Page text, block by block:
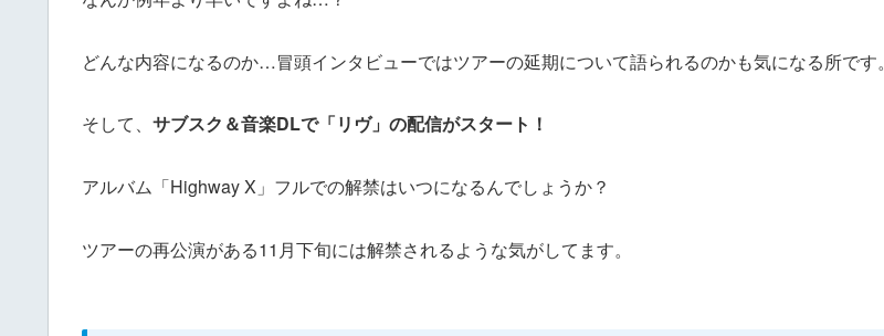
どんな内容になるのか…冒頭インタビューではツアーの延期について語られるのかも気になる所です。
そして、 サブスク＆音楽DLで「リヴ」の配信がスタート！
アルバム「Highway X」フルでの解禁はいつになるんでしょうか？
ツアーの再公演がある11月下旬には解禁されるような気がしてます。